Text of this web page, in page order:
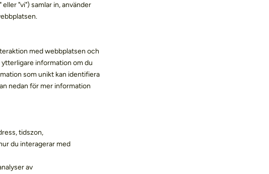
"vi") samlar in, använder
med webbplatsen och
ytterligare information om du
som unikt kan identifiera
nedan för mer information
tidszon,
du interagerar med
av